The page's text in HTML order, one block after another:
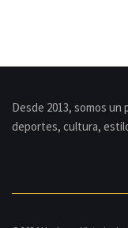
Desde 2013, somos
deportes, cultura,